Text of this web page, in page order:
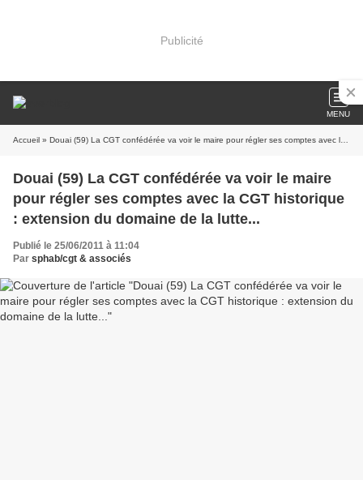
Publicité
MENU
Accueil » Douai (59) La CGT confédérée va voir le maire pour régler ses comptes avec la CGT historique : extension du domaine de la lutte...
Douai (59) La CGT confédérée va voir le maire
pour régler ses comptes avec la CGT historique
: extension du domaine de la lutte...
Publié le 25/06/2011 à 11:04
Par sphab/cgt & associés